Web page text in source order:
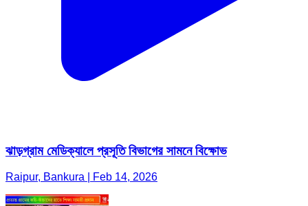
ঝাড়গ্রাম মেডিক্যালে প্রসূতি বিভাগের সামনে বিক্ষোভ
Raipur, Bankura | Feb 14, 2026